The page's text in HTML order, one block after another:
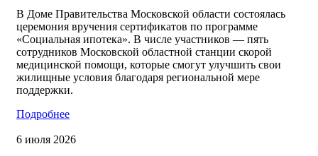
В Доме Правительства Московской области состоялась
церемония вручения сертификатов по программе
«Социальная ипотека». В числе участников — пять
сотрудников Московской областной станции скорой
медицинской помощи, которые смогут улучшить свои
жилищные условия благодаря региональной мере
поддержки.
Подробнее
6 июля 2026